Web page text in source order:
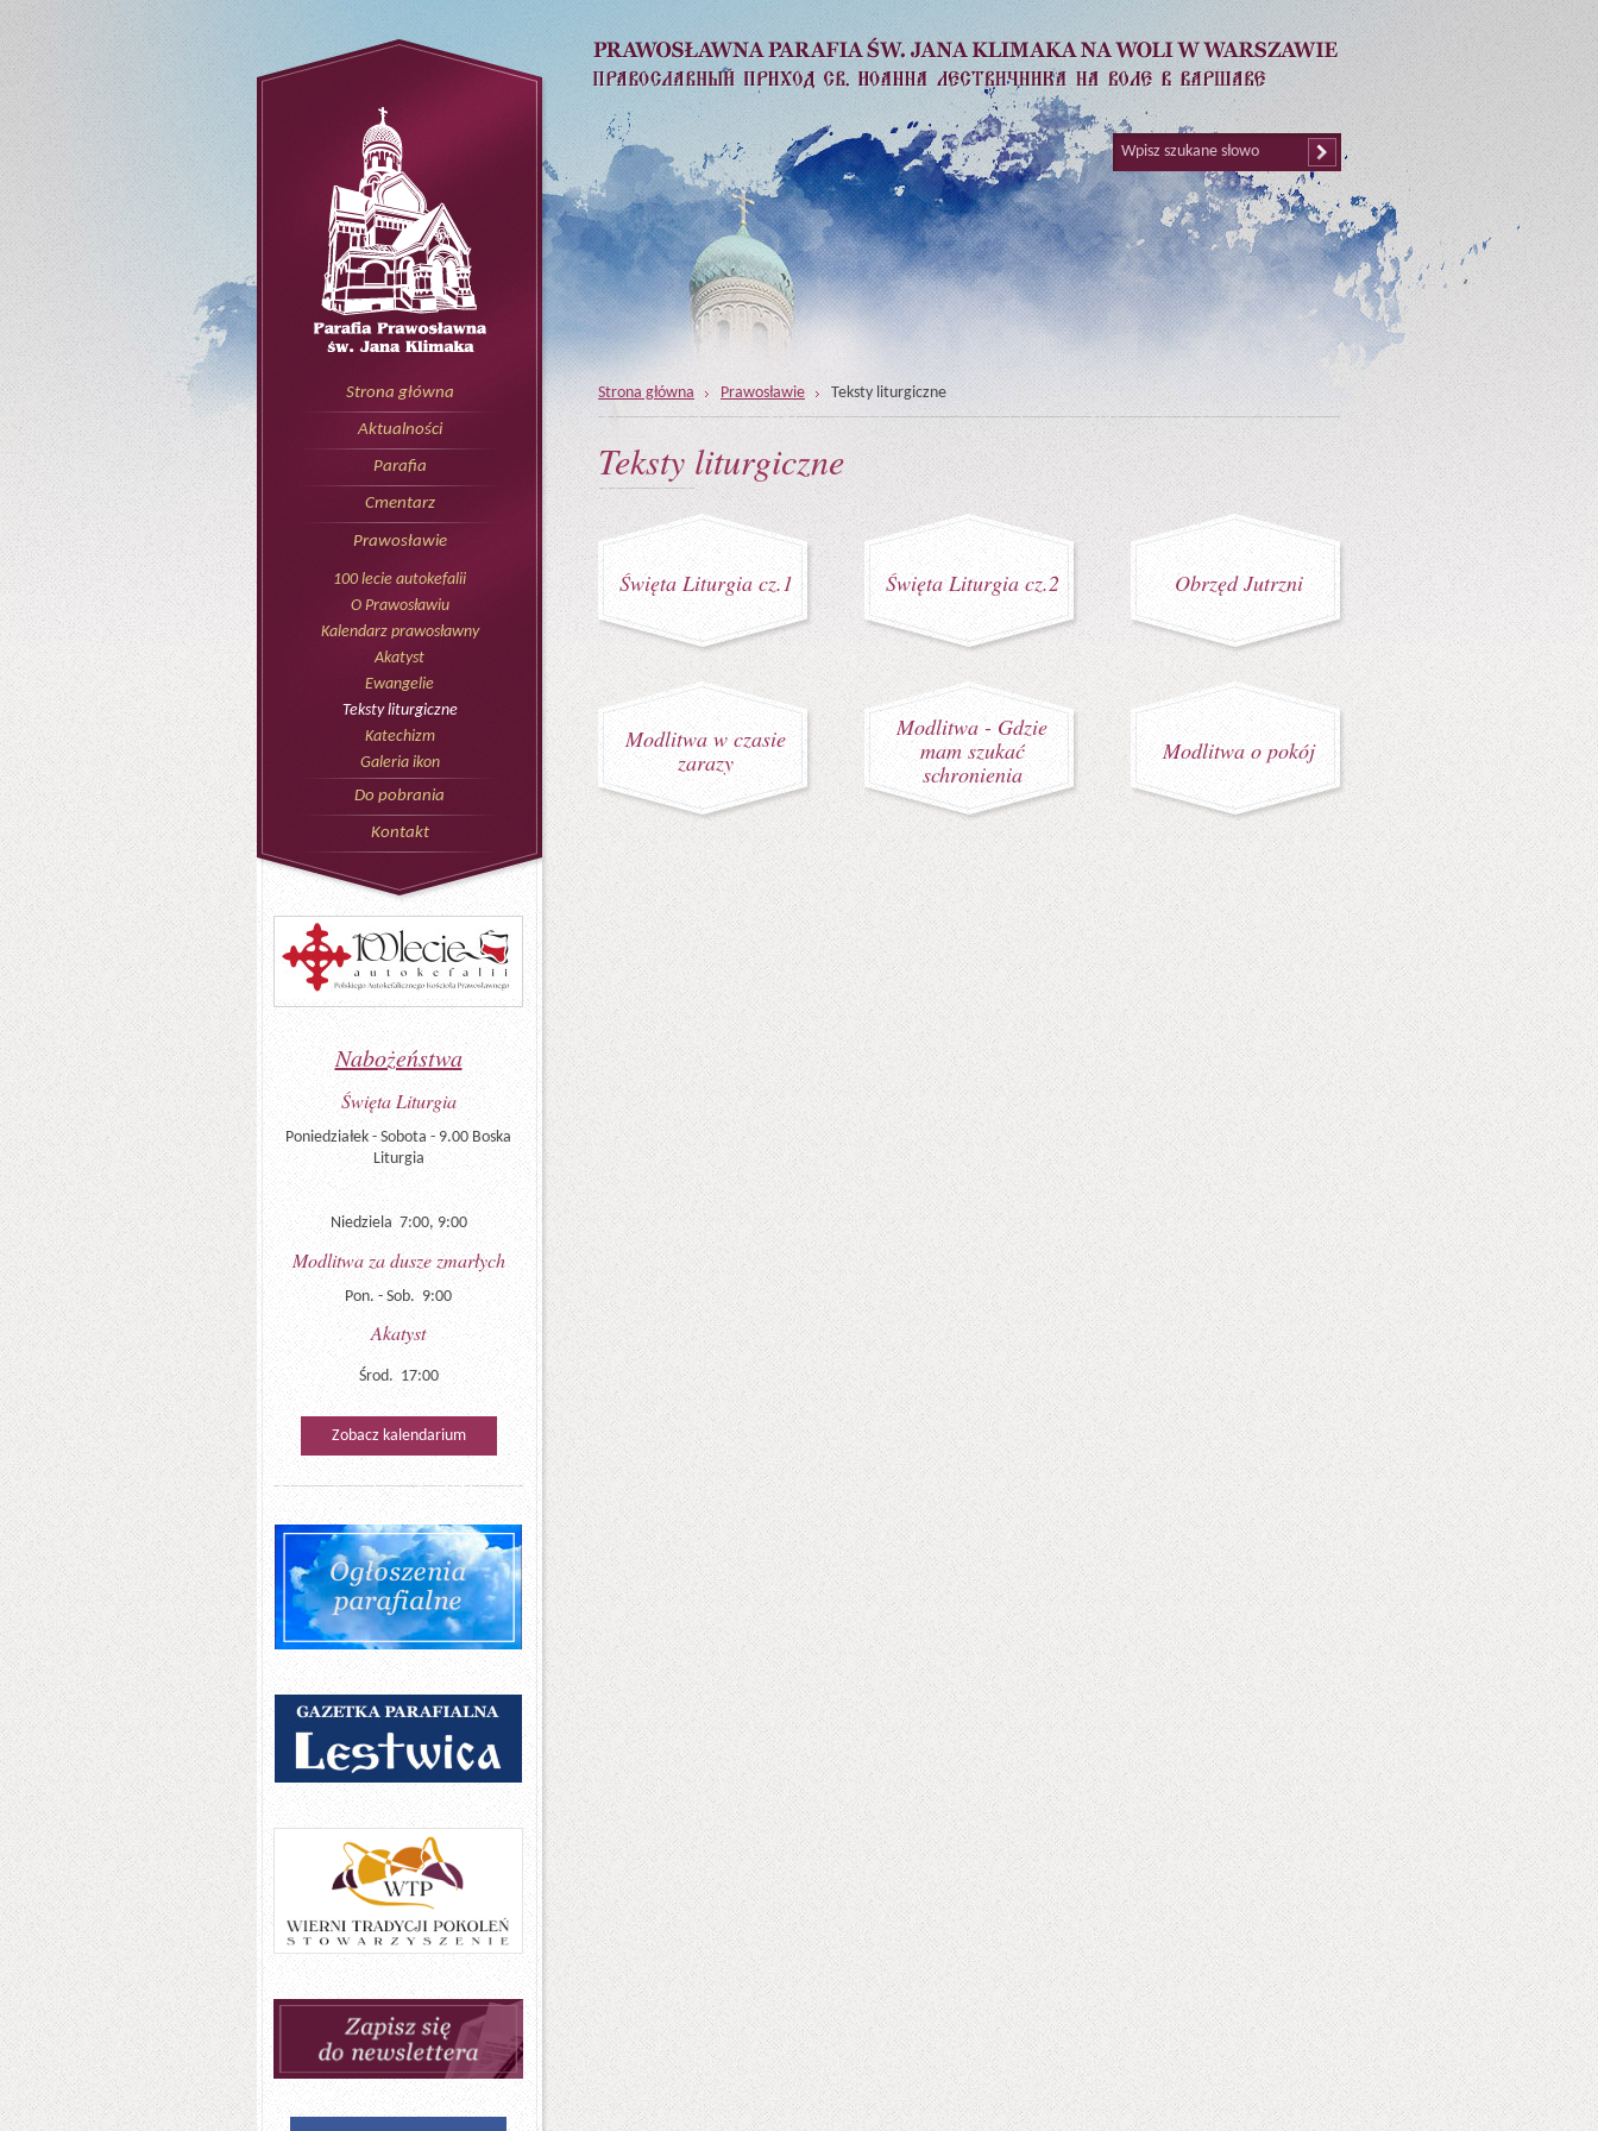
Strona główna
Aktualności
Parafia
Cmentarz
Prawosławie
100 lecie autokefalii
O Prawosławiu
Kalendarz prawosławny
Akatyst
Ewangelie
Teksty liturgiczne
Katechizm
Galeria ikon
Do pobrania
Kontakt
Nabożeństwa
Święta Liturgia
Poniedziałek - Sobota - 9.00 Boska
Liturgia
Niedziela 7:00, 9:00
Modlitwa za dusze zmarłych
Pon. - Sob. 9:00
Akatyst
Środ. 17:00
Zobacz kalendarium
Strona główna Prawosławie Teksty liturgiczne
Teksty liturgiczne
Święta Liturgia cz.1 Święta Liturgia cz.2 Obrzęd Jutrzni
Modlitwa w czasie
zarazy
Modlitwa - Gdzie
mam szukać
schronienia
Modlitwa o pokój